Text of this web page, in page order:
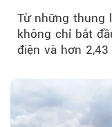
Từ những thung
không chỉ bắt
điện và hơn